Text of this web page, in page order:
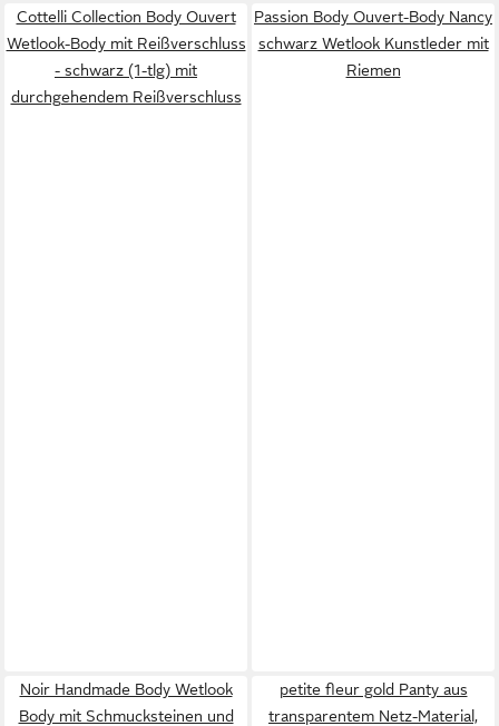
Cottelli Collection Body Ouvert
Wetlook-Body mit Reißverschluss
- schwarz (1-tlg) mit
durchgehendem Reißverschluss
Passion Body Ouvert-Body Nancy
schwarz Wetlook Kunstleder mit
Riemen
Noir Handmade Body Wetlook
Body mit Schmucksteinen und
petite fleur gold Panty aus
transparentem Netz-Material,